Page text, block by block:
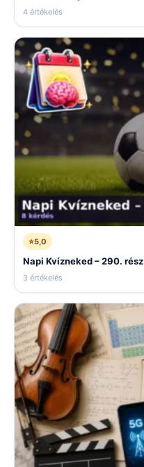
4 értékelés
⭐5,0
Napi Kvízneked – 290. rész
3 értékelés